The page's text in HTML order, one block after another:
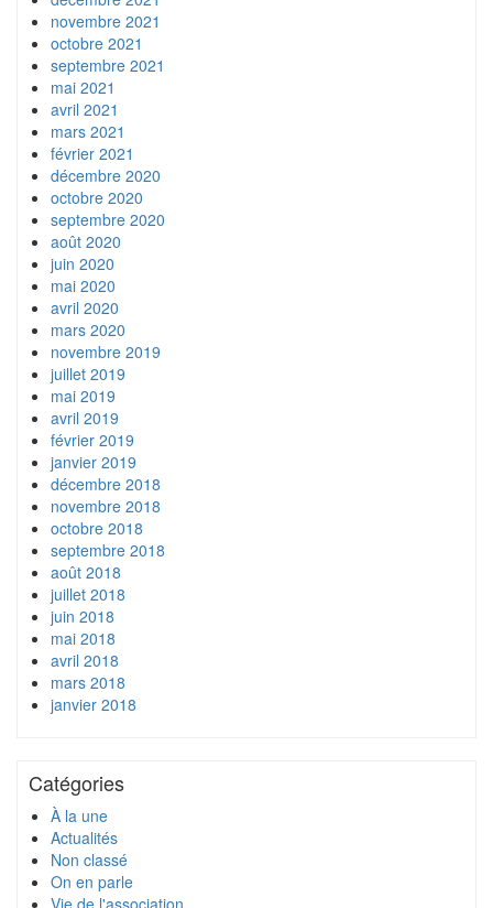
novembre 2021
octobre 2021
septembre 2021
mai 2021
avril 2021
mars 2021
février 2021
décembre 2020
octobre 2020
septembre 2020
août 2020
juin 2020
mai 2020
avril 2020
mars 2020
novembre 2019
juillet 2019
mai 2019
avril 2019
février 2019
janvier 2019
décembre 2018
novembre 2018
octobre 2018
septembre 2018
août 2018
juillet 2018
juin 2018
mai 2018
avril 2018
mars 2018
janvier 2018
Catégories
À la une
Actualités
Non classé
On en parle
Vie de l'association